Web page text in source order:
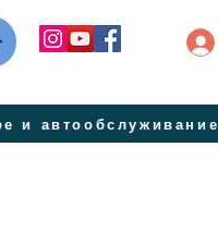
и автообслуживание